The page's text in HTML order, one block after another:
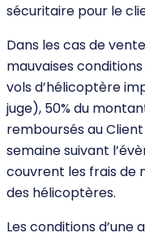
sécuritaire pour le
Dans les cas de
mauvaises
vols d’hélicoptère
juge), 50% du
remboursés au
semaine suivant
couvrent les frais de
des hélicoptères.
Les conditions d’une